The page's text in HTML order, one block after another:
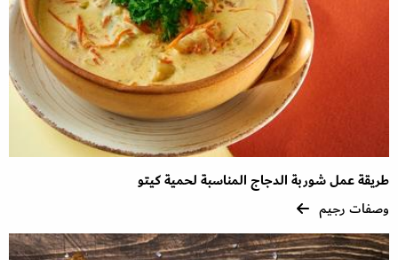
طريقة عمل شوربة الدجاج المناسبة لحمية كيتو
وصفات رجيم